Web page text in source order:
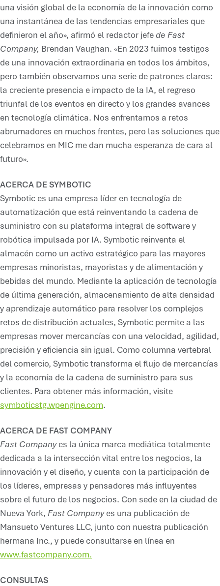
una visión global de la economía de la innovación como
una instantánea de las tendencias empresariales que
definieron el año», afirmó el redactor jefe de Fast
Company, Brendan Vaughan. «En 2023 fuimos testigos
de una innovación extraordinaria en todos los ámbitos,
pero también observamos una serie de patrones claros:
la creciente presencia e impacto de la IA, el regreso
triunfal de los eventos en directo y los grandes avances
en tecnología climática. Nos enfrentamos a retos
abrumadores en muchos frentes, pero las soluciones que
celebramos en MIC me dan mucha esperanza de cara al
futuro».
ACERCA DE SYMBOTIC
Symbotic es una empresa líder en tecnología de
automatización que está reinventando la cadena de
suministro con su plataforma integral de software y
robótica impulsada por IA. Symbotic reinventa el
almacén como un activo estratégico para las mayores
empresas minoristas, mayoristas y de alimentación y
bebidas del mundo. Mediante la aplicación de tecnología
de última generación, almacenamiento de alta densidad
y aprendizaje automático para resolver los complejos
retos de distribución actuales, Symbotic permite a las
empresas mover mercancías con una velocidad, agilidad,
precisión y eficiencia sin igual. Como columna vertebral
del comercio, Symbotic transforma el flujo de mercancías
y la economía de la cadena de suministro para sus
clientes. Para obtener más información, visite
symboticstg.wpengine.com.
ACERCA DE FAST COMPANY
Fast Companyes la única marca mediática totalmente
dedicada a la intersección vital entre los negocios, la
innovación y el diseño, y cuenta con la participación de
los líderes, empresas y pensadores más influyentes
sobre el futuro de los negocios. Con sede en la ciudad de
Nueva York, Fast Companyes una publicación de
Mansueto Ventures LLC, junto con nuestra publicación
hermana Inc., y puede consultarse en línea en
www.fastcompany.com.
CONSULTAS